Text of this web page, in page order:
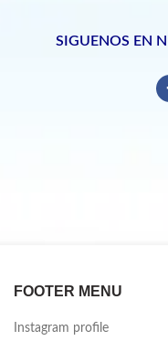
SIGUENOS EN
FOOTER MENU
Instagram profile